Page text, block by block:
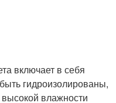
включает в себя
гидроизолированы,
влажности